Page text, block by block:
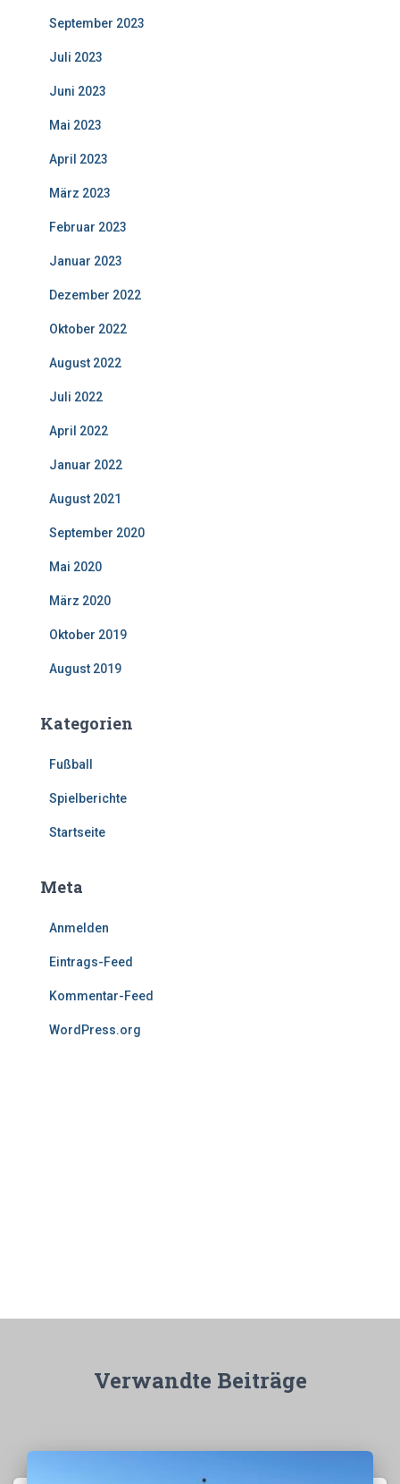
September 2023
Juli 2023
Juni 2023
Mai 2023
April 2023
März 2023
Februar 2023
Januar 2023
Dezember 2022
Oktober 2022
August 2022
Juli 2022
April 2022
Januar 2022
August 2021
September 2020
Mai 2020
März 2020
Oktober 2019
August 2019
Kategorien
Fußball
Spielberichte
Startseite
Meta
Anmelden
Eintrags-Feed
Kommentar-Feed
WordPress.org
Verwandte Beiträge